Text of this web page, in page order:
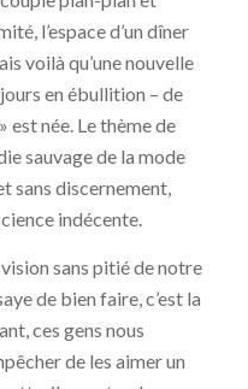
l’espace d’un dîner
voilà qu’une nouvelle
en ébullition – de
est née. Le thème de
sauvage de la mode
sans discernement,
indécente.
sans pitié de notre
de bien faire, c’est la
ces gens nous
de les aimer un